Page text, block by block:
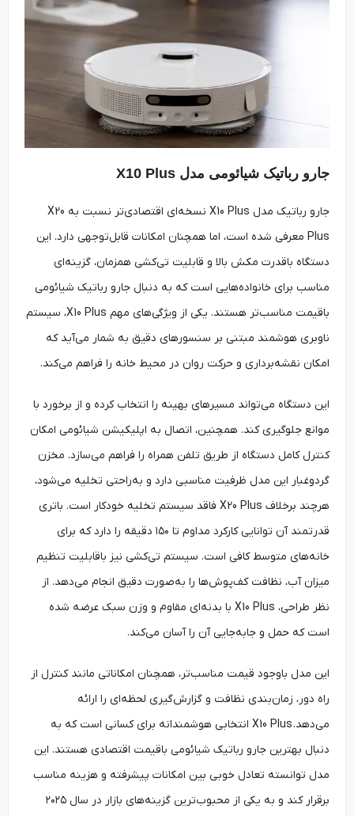
جارو رباتیک شیائومی مدل X10 Plus
جارو رباتیک مدل X10 Plus نسخه‌ای اقتصادی‌تر نسبت به X20
Plus معرفی شده است، اما همچنان امکانات قابل‌توجهی دارد. این
دستگاه باقدرت مکش بالا و قابلیت تی‌کشی همزمان، گزینه‌ای
مناسب برای خانواده‌هایی است که به دنبال جارو رباتیک شیائومی
باقیمت مناسب‌تر هستند. یکی از ویژگی‌های مهم X10 Plus، سیستم
ناوبری هوشمند مبتنی بر سنسورهای دقیق به شمار می‌آید که
امکان نقشه‌برداری و حرکت روان در محیط خانه را فراهم می‌کند.
این دستگاه می‌تواند مسیرهای بهینه را انتخاب کرده و از برخورد با
موانع جلوگیری کند. همچنین، اتصال به اپلیکیشن شیائومی امکان
کنترل کامل دستگاه از طریق تلفن همراه را فراهم می‌سازد. مخزن
گردوغبار این مدل ظرفیت مناسبی دارد و به‌راحتی تخلیه می‌شود،
هرچند برخلاف X20 Plus فاقد سیستم تخلیه خودکار است. باتری
قدرتمند آن توانایی کارکرد مداوم تا ۱۵۰ دقیقه را دارد که برای
خانه‌های متوسط کافی است. سیستم تی‌کشی نیز باقابلیت تنظیم
میزان آب، نظافت کف‌پوش‌ها را به‌صورت دقیق انجام می‌دهد. از
نظر طراحی، X10 Plus با بدنه‌ای مقاوم و وزن سبک عرضه شده
است که حمل و جابه‌جایی آن را آسان می‌کند.
این مدل باوجود قیمت مناسب‌تر، همچنان امکاناتی مانند کنترل از
راه دور، زمان‌بندی نظافت و گزارش‌گیری لحظه‌ای را ارائه
می‌دهد. X10 Plus انتخابی هوشمندانه برای کسانی است که به
دنبال بهترین جارو رباتیک شیائومی باقیمت اقتصادی هستند. این
مدل توانسته تعادل خوبی بین امکانات پیشرفته و هزینه مناسب
برقرار کند و به یکی از محبوب‌ترین گزینه‌های بازار در سال ۲۰۲۵